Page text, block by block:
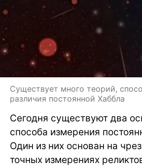
Существует много теорий,
различия постоянной Хаббла
Сегодня существуют два
способа измерения
Один из них основан на
точных измерениях